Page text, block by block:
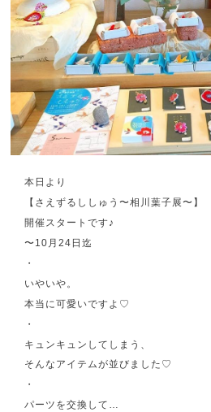
本日より
【さえずるししゅう〜相川葉子展〜】
開催スタートです♪
〜10月24日迄
・
いやいや。
本当に可愛いですよ♡
・
キュンキュンしてしまう、
そんなアイテムが並びました♡
・
パーツを交換して…